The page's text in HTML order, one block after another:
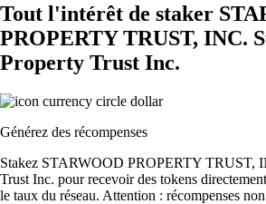
Tout l'intérêt de staker
PROPERTY TRUST, INC.
Property Trust Inc.
Générez des récompenses
Stakez STARWOOD PROPERTY TRUST,
Trust Inc. pour recevoir des tokens
le taux du réseau. Attention : récompenses